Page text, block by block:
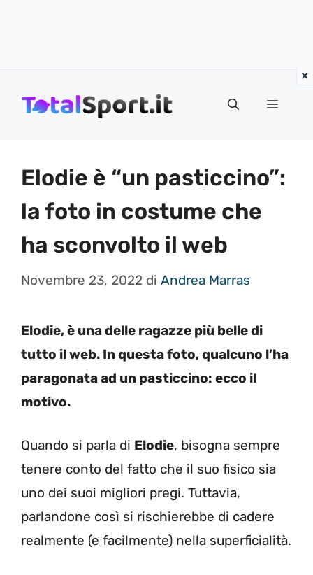
MENU
Elodie è “un pasticcino”:
la foto in costume che
ha sconvolto il web
Novembre 23, 2022 di Andrea Marras
Elodie, è una delle ragazze più belle di
tutto il web. In questa foto, qualcuno l’ha
paragonata ad un pasticcino: ecco il
motivo.
Quando si parla di Elodie, bisogna sempre
tenere conto del fatto che il suo fisico sia
uno dei suoi migliori pregi. Tuttavia,
parlandone così si rischierebbe di cadere
realmente (e facilmente) nella superficialità.